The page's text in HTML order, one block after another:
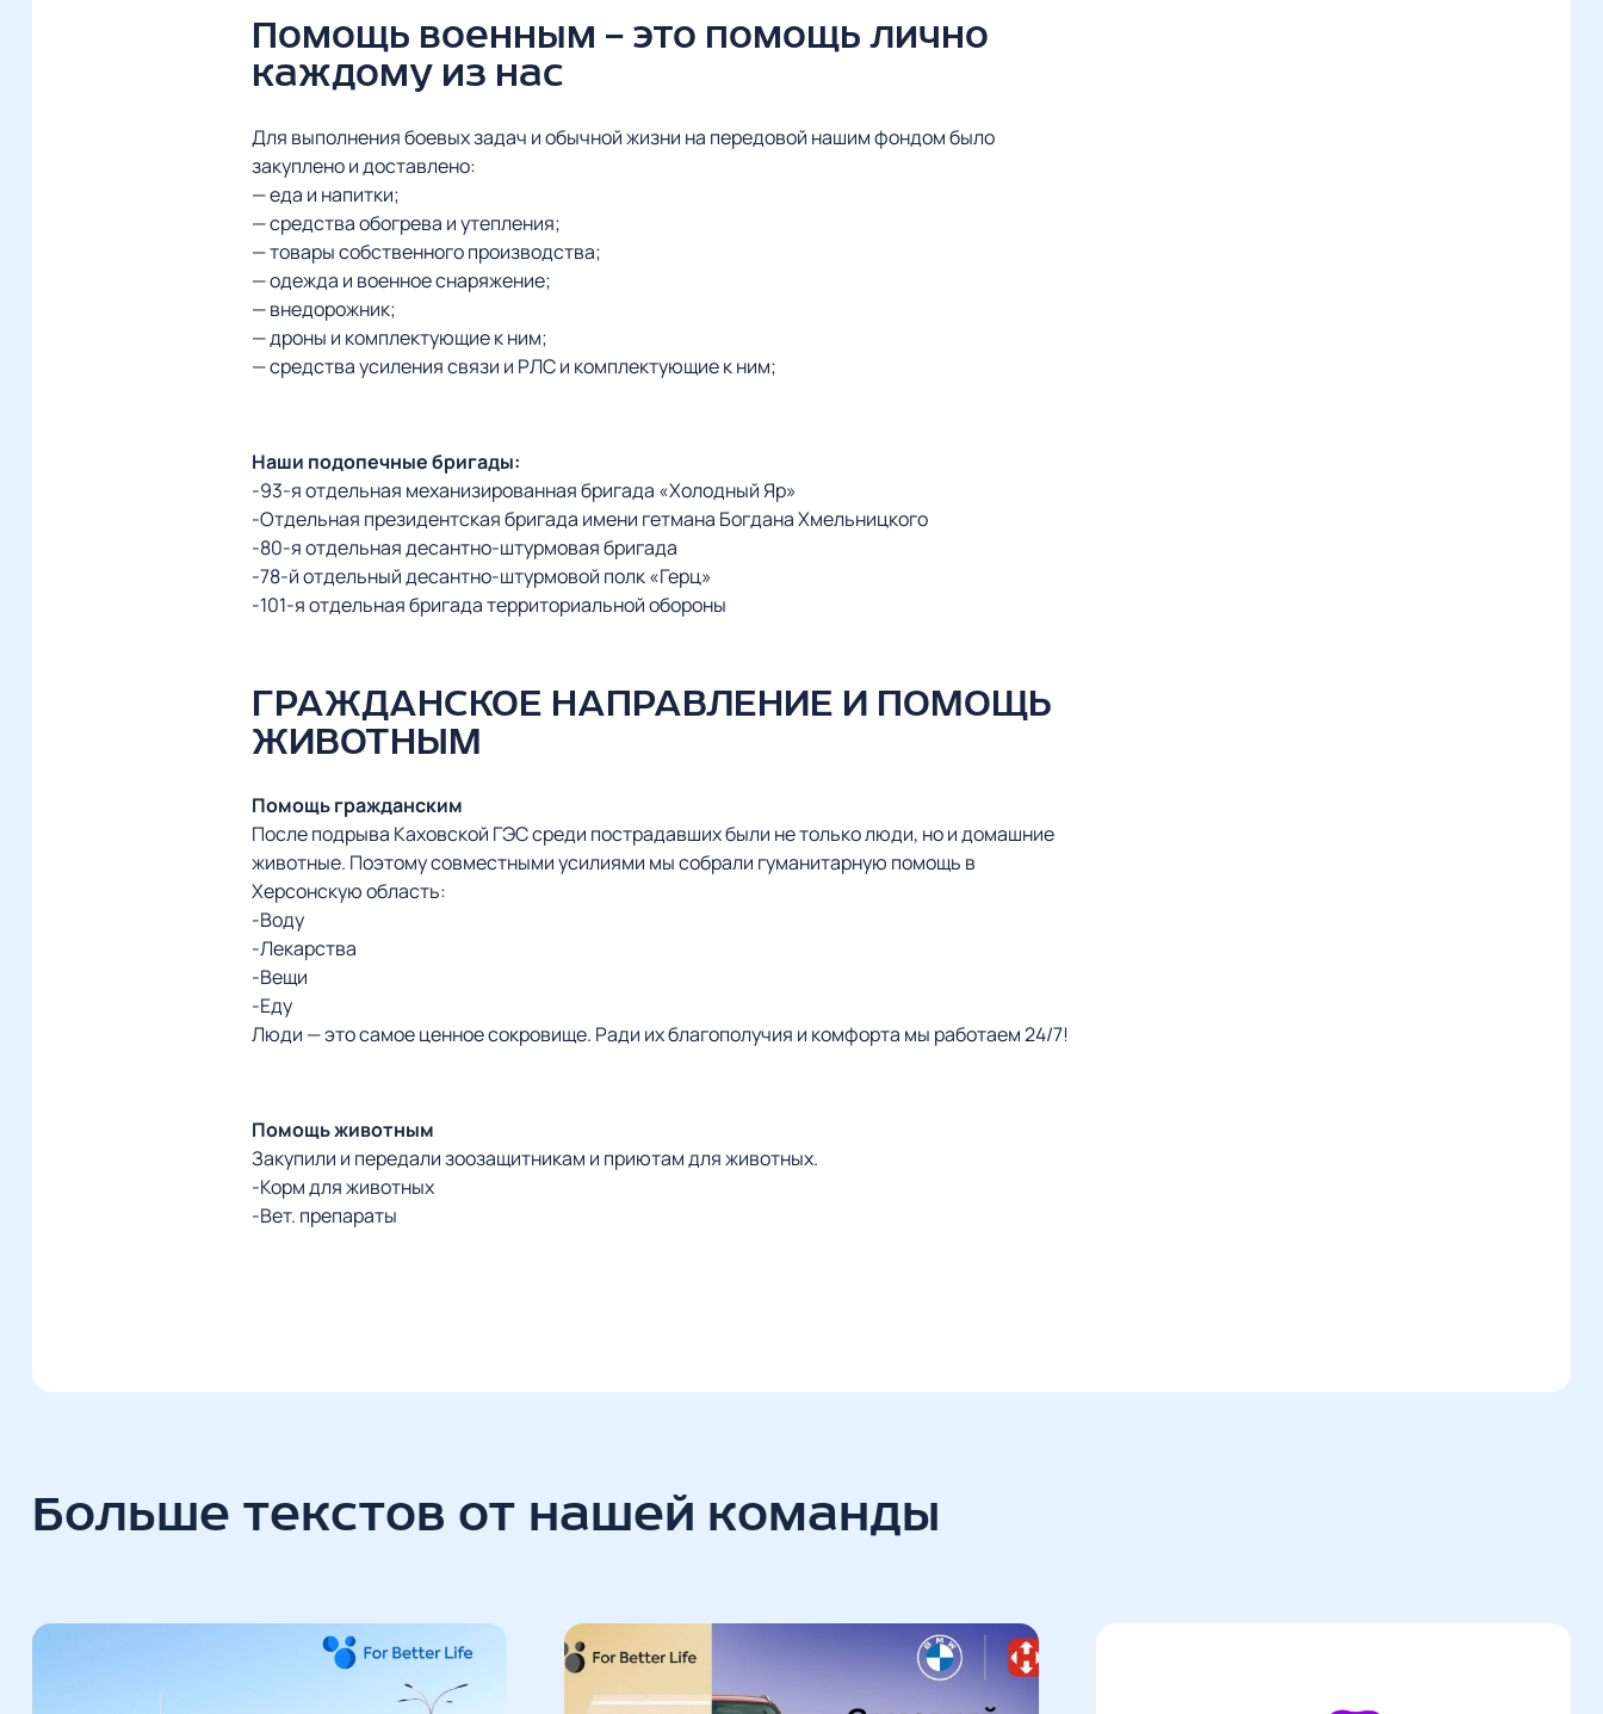
Помощь военным — это помощь лично
каждому из нас
Для выполнения боевых задач и обычной жизни на передовой нашим фондом было
закуплено и доставлено:
— еда и напитки;
— средства обогрева и утепления;
— товары собственного производства;
— одежда и военное снаряжение;
— внедорожник;
— дроны и комплектующие к ним;
— средства усиления связи и РЛС и комплектующие к ним;
Наши подопечные бригады:
-93-я отдельная механизированная бригада «Холодный Яр»
-Отдельная президентская бригада имени гетмана Богдана Хмельницкого
-80-я отдельная десантно-штурмовая бригада
-78-й отдельный десантно-штурмовой полк «Герц»
-101-я отдельная бригада территориальной обороны
ГРАЖДАНСКОЕ НАПРАВЛЕНИЕ И ПОМОЩЬ
ЖИВОТНЫМ
Помощь гражданским
После подрыва Каховской ГЭС среди пострадавших были не только люди, но и домашние
животные. Поэтому совместными усилиями мы собрали гуманитарную помощь в
Херсонскую область:
-Воду
-Лекарства
-Вещи
-Еду
Люди — это самое ценное сокровище. Ради их благополучия и комфорта мы работаем 24/7!
Помощь животным
Закупили и передали зоозащитникам и приютам для животных.
-Корм для животных
-Вет. препараты
Больше текстов от нашей команды